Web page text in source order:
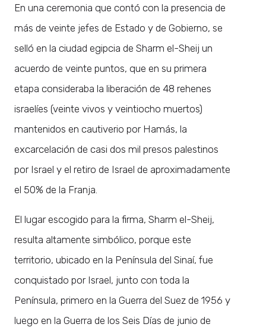
En una ceremonia que contó con la presencia de
más de veinte jefes de Estado y de Gobierno, se
selló en la ciudad egipcia de Sharm el-Sheij un
acuerdo de veinte puntos, que en su primera
etapa consideraba la liberación de 48 rehenes
israelíes (veinte vivos y veintiocho muertos)
mantenidos en cautiverio por Hamás, la
excarcelación de casi dos mil presos palestinos
por Israel y el retiro de Israel de aproximadamente
el 50% de la Franja.
El lugar escogido para la firma, Sharm el-Sheij,
resulta altamente simbólico, porque este
territorio, ubicado en la Península del Sinaí, fue
conquistado por Israel, junto con toda la
Península, primero en la Guerra del Suez de 1956 y
luego en la Guerra de los Seis Días de junio de